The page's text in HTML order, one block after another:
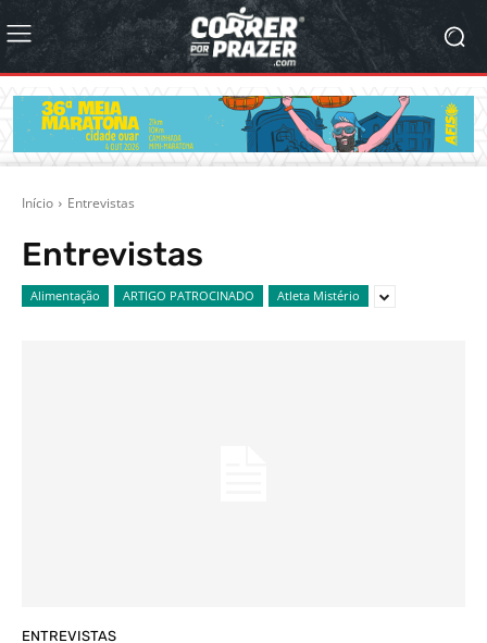
Início Entrevistas
Entrevistas
Alimentação ARTIGO PATROCINADO Atleta Mistério
ENTREVISTAS